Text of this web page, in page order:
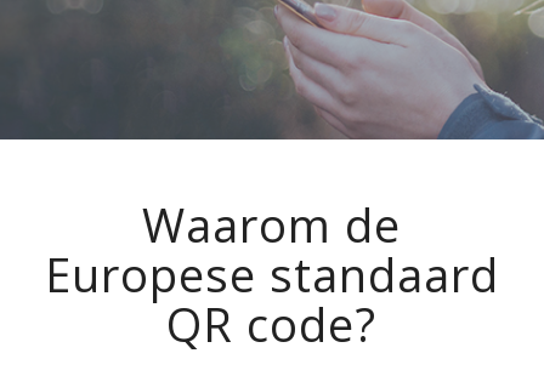
Waarom de
Europese standaard
QR code?